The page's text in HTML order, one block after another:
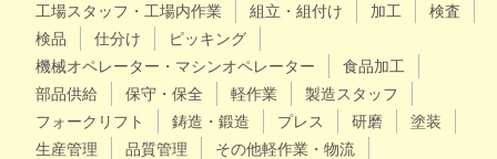
工場スタッフ・工場内作業 組立・組付け 加工
検査
検品
仕分け
ピッキング
機械オペレーター・マシンオペレーター
食品加工
部品供給
保守・保全 軽作業
製造スタッフ
フォークリフト
鋳造・鍛造 プレス 研磨
塗装
生産管理
品質管理
その他軽作業・物流